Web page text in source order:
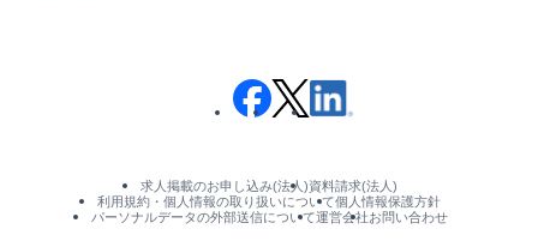
求人掲載のお申し込み(法人)資料請求(法人)
利用規約・個人情報の取り扱いについて個人情報保護方針
パーソナルデータの外部送信について運営会社お問い合わせ